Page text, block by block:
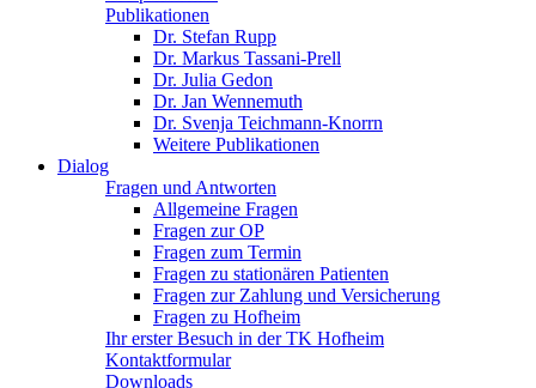
Publikationen
Dr. Stefan Rupp
Dr. Markus Tassani-Prell
Dr. Julia Gedon
Dr. Jan Wennemuth
Dr. Svenja Teichmann-Knorrn
Weitere Publikationen
Dialog
Fragen und Antworten
Allgemeine Fragen
Fragen zur OP
Fragen zum Termin
Fragen zu stationären Patienten
Fragen zur Zahlung und Versicherung
Fragen zu Hofheim
Ihr erster Besuch in der TK Hofheim
Kontaktformular
Downloads